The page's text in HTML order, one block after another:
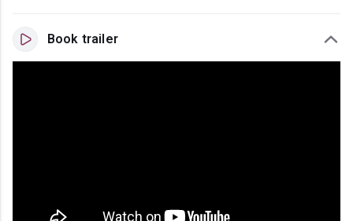
Book trailer